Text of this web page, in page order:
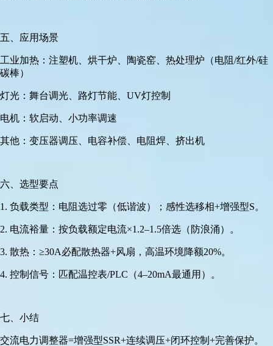
五、应用场景
工业加热：注塑机、烘干炉、陶瓷窑、热处理炉（电阻/红外/硅
碳棒）
灯光：舞台调光、路灯节能、UV灯控制
电机：软启动、小功率调速
其他：变压器调压、电容补偿、电阻焊、挤出机
六、选型要点
1. 负载类型：电阻选过零（低谐波）；感性选移相+增强型S。
2. 电流裕量：按负载额定电流×1.2–1.5倍选（防浪涌）。
3. 散热：≥30A必配散热器+风扇，高温环境降额20%。
4. 控制信号：匹配温控表/PLC（4–20mA最通用）。
七、小结
交流电力调整器=增强型SSR+连续调压+闭环控制+完善保护。